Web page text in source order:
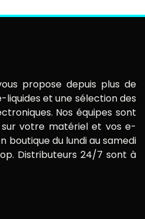
vous propose depuis plus de
liquides et une sélection des
Nos équipes sont
votre matériel et vos e-
boutique du lundi au samedi
Distributeurs 24/7 sont à